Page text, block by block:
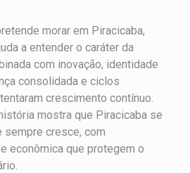
morar em Piracicaba,
a entender o caráter da
com inovação, identidade
consolidada e ciclos
crescimento contínuo.
mostra que Piracicaba se
sempre cresce, com
econômica que protegem o